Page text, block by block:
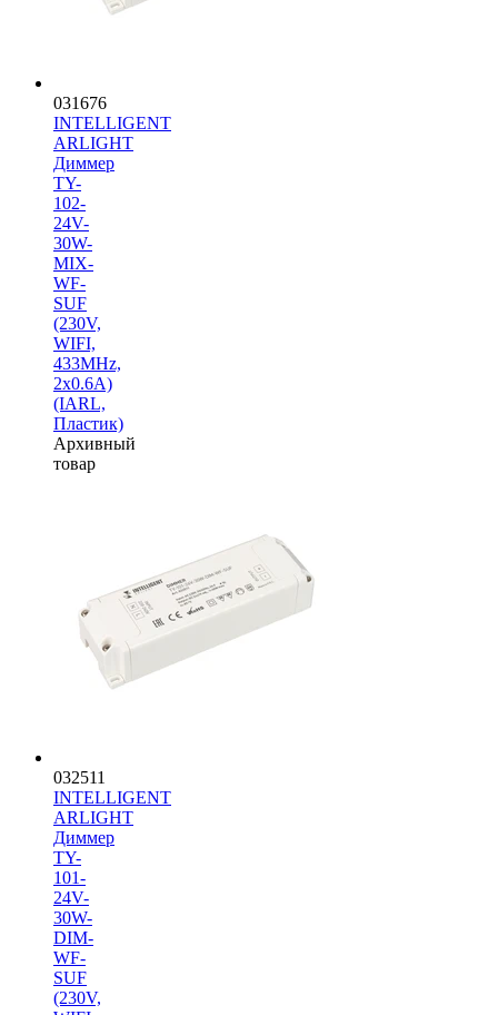
031676
INTELLIGENT
ARLIGHT
Диммер
TY-
102-
24V-
30W-
MIX-
WF-
SUF
(230V,
WIFI,
433MHz,
2x0.6A)
(IARL,
Пластик)
Архивный
товар
032511
INTELLIGENT
ARLIGHT
Диммер
TY-
101-
24V-
30W-
DIM-
WF-
SUF
(230V,